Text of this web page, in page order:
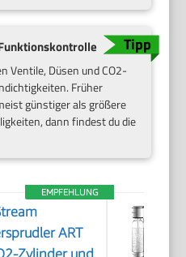
Ventile, Düsen und CO2-
Früher
günstiger als größere
dann findest du die
EMPFEHLUNG
ART